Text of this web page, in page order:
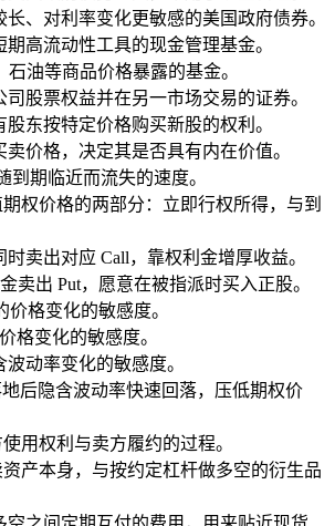
长、对利率变化更敏感的美国政府债券。
期高流动性工具的现金管理基金。
石油等商品价格暴露的基金。
司股票权益并在另一市场交易的证券。
股东按特定价格购买新股的权利。
价格，决定其是否具有内在价值。
到期临近而流失的速度。
期权价格的两部分：立即行权所得，与到
时卖出对应 Call，靠权利金增厚收益。
卖出 Put，愿意在被指派时买入正股。
价格变化的敏感度。
格变化的敏感度。
动率变化的敏感度。
后隐含波动率快速回落，压低期权价
用权利与卖方履约的过程。
产本身，与按约定杠杆做多空的衍生品